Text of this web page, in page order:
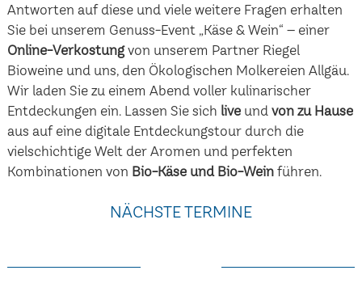
Antworten auf diese und viele weitere Fragen erhalten
Sie bei unserem Genuss-Event „Käse & Wein“ – einer
Online-Verkostungvon unserem Partner Riegel
Bioweine und uns, den Ökologischen Molkereien Allgäu.
Wir laden Sie zu einem Abend voller kulinarischer
Entdeckungen ein. Lassen Sie sich live und von zu Hause
aus auf eine digitale Entdeckungstour durch die
vielschichtige Welt der Aromen und perfekten
Kombinationen von Bio-Käse und Bio-Weinführen.
NÄCHSTE TERMINE